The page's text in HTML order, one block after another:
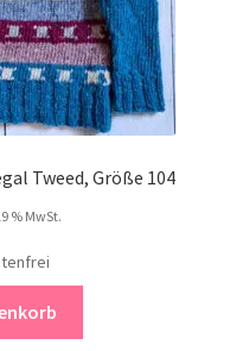
Tweed, Größe 104
% MwSt.